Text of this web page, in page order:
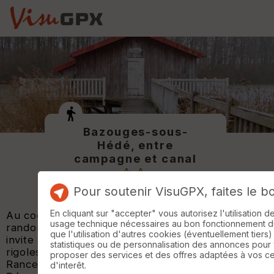
Bazouges-sous-
Hédé, entre
campagne et canal
Au coeur du Pays du Val d'Ille - Aubigné, cette
randonnée au départ deBazouges-sous-Hédé
invite à une belle immersion entre bocage,
rigoles d’alimentation et bords du canal d'Ille-et-
Rance.
Pour soutenir VisuGPX, faites le
En cliquant sur "accepter" vous autorisez l'utilisation
usage technique nécessaires au bon fonctionnement
que l'utilisation d'autres cookies (éventuellement
statistiques ou de personnalisation des annonces pour
proposer des services et des offres adaptées à vos
d'interêt.